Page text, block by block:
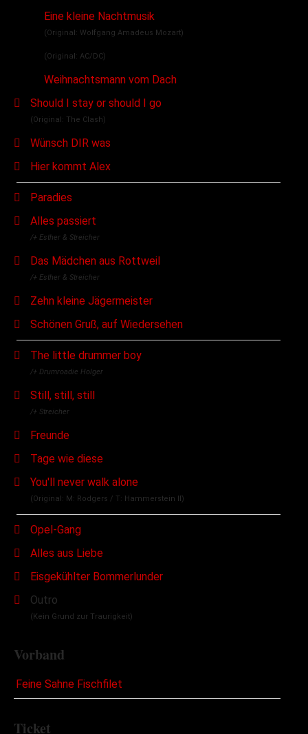
Eine kleine Nachtmusik
(Original: Wolfgang Amadeus Mozart)
(Original: AC/DC)
Weihnachtsmann vom Dach
Should I stay or should I go
(Original: The Clash)
Wünsch DIR was
Hier kommt Alex
Paradies
Alles passiert
/+ Esther & Streicher
Das Mädchen aus Rottweil
/+ Esther & Streicher
Zehn kleine Jägermeister
Schönen Gruß, auf Wiedersehen
The little drummer boy
/+ Drumroadie Holger
Still, still, still
/+ Streicher
Freunde
Tage wie diese
You'll never walk alone
(Original: M: Rodgers / T: Hammerstein II)
Opel-Gang
Alles aus Liebe
Eisgekühlter Bommerlunder
Outro
(Kein Grund zur Traurigkeit)
Vorband
Feine Sahne Fischfilet
Ticket